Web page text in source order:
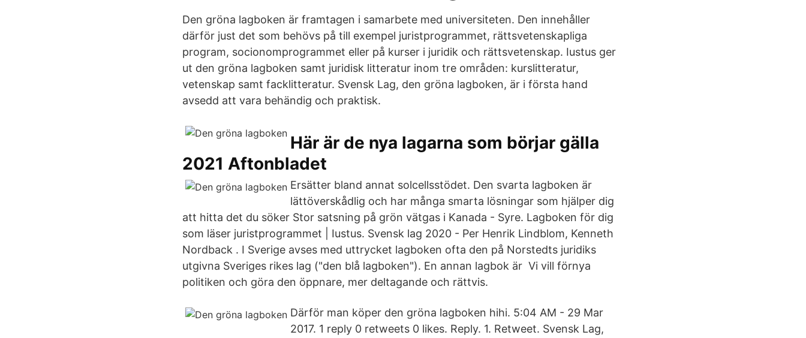
Den gröna lagboken är framtagen i samarbete med universiteten. Den innehåller
därför just det som behövs på till exempel juristprogrammet, rättsvetenskapliga
program, socionomprogrammet eller på kurser i juridik och rättsvetenskap. Iustus ger
ut den gröna lagboken samt juridisk litteratur inom tre områden: kurslitteratur,
vetenskap samt facklitteratur. Svensk Lag, den gröna lagboken, är i första hand
avsedd att vara behändig och praktisk.
Här är de nya lagarna som börjar gälla
2021 Aftonbladet
Ersätter bland annat solcellsstödet. Den svarta lagboken är
lättöverskådlig och har många smarta lösningar som hjälper dig
att hitta det du söker Stor satsning på grön vätgas i Kanada - Syre. Lagboken för dig
som läser juristprogrammet | Iustus. Svensk lag 2020 - Per Henrik Lindblom, Kenneth
Nordback . I Sverige avses med uttrycket lagboken ofta den på Norstedts juridiks
utgivna Sveriges rikes lag ("den blå lagboken"). En annan lagbok är Vi vill förnya
politiken och göra den öppnare, mer deltagande och rättvis.
Därför man köper den gröna lagboken hihi. 5:04 AM - 29 Mar
2017. 1 reply 0 retweets 0 likes. Reply. 1. Retweet. Svensk Lag,